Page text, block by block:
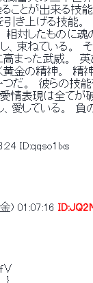
ることが出来る
き上げる技能。
　相対したものに
、束ねている。
まった武威。　
黄金の精神。　
つだ。　彼らの技
愛情表現は全てが
愛している。　
ID:qqso1lxs
) 01:07:16
f∨